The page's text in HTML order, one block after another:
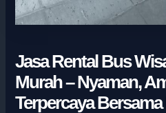
Jasa Rental Bus
Murah – Nyaman,
Terpercaya